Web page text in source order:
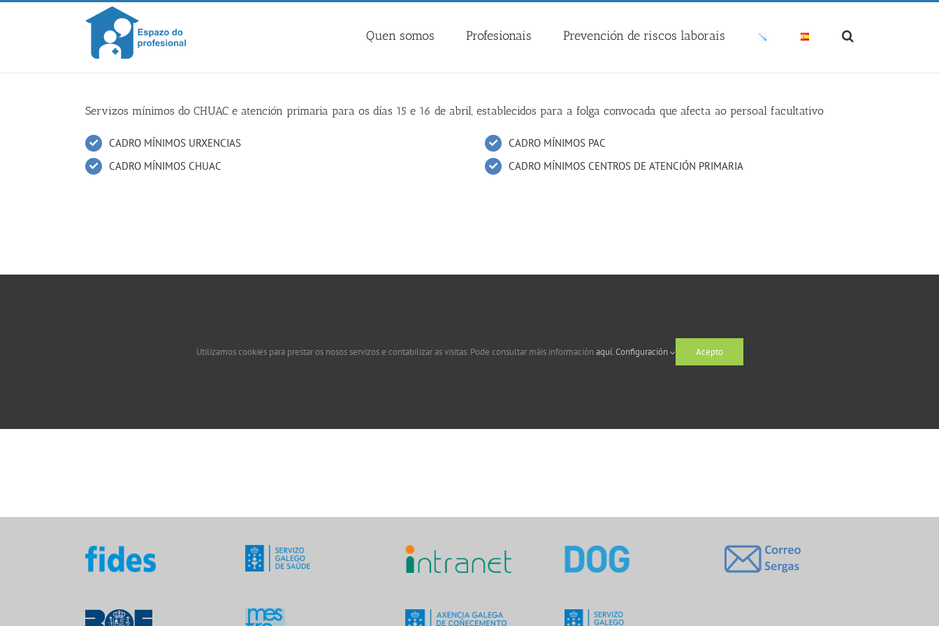
Skip
Quen somos Profesionais Prevención de riscos laborais
Servizos mínimos do CHUAC e atención primaria para os días 15 e 16 de abril, establecidos para a folga convocada que afecta ao persoal facultativo
CADRO MÍNIMOS URXENCIAS
CADRO MÍNIMOS CHUAC
CADRO MÍNIMOS PAC
CADRO MÍNIMOS CENTROS DE ATENCIÓN PRIMARIA
Utilizamos cookies para prestar os nosos servizos e contabilizar as visitas. Pode consultar máis información aquí.Configuración Acepto